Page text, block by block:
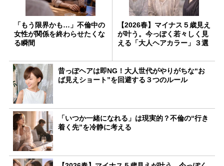
「もう限界かも…」不倫中の
女性が関係を終わらせたくな
る瞬間
【2026春】マイナス５歳見え
が叶う。今っぽく若々しく見
える「大人ヘアカラー」３選
昔っぽヘアは即NG！大人世代がやりがちな“お
ば見えショート”を回避する３つのルール
「いつか一緒になれる」は現実的？不倫の“行き
着く先”を冷静に考える